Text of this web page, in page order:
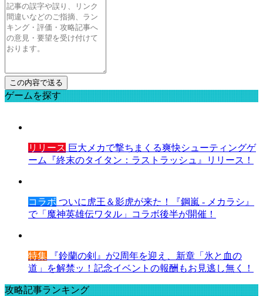
ゲームを探す
リリース 巨大メカで撃ちまくる爽快シューティングゲ
ーム『終末のタイタン：ラストラッシュ』リリース！
コラボ ついに虎王＆影虎が来た！『鋼嵐 - メカラシ』
で「魔神英雄伝ワタル」コラボ後半が開催！
特集 『鈴蘭の剣』が2周年を迎え、新章「氷と血の
道」を解禁ッ！記念イベントの報酬もお見逃し無く！
攻略記事ランキング